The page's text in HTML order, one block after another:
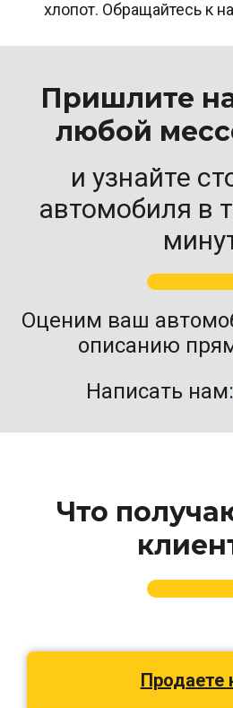
хлопот. Обращайтесь к
Пришлите
любой
и узнайте
автомобиля в
Оценим ваш
описанию
Написать нам:
Что
Продаете